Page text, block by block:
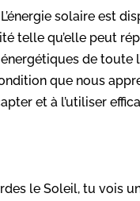
solaire est
telle qu’elle peut
de toute
que nous
et à l’utiliser
le Soleil, tu vois